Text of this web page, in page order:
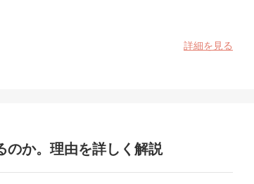
詳細を見る
のか。理由を詳しく解説